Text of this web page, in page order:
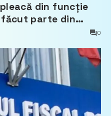
din funcție
făcut parte din
0